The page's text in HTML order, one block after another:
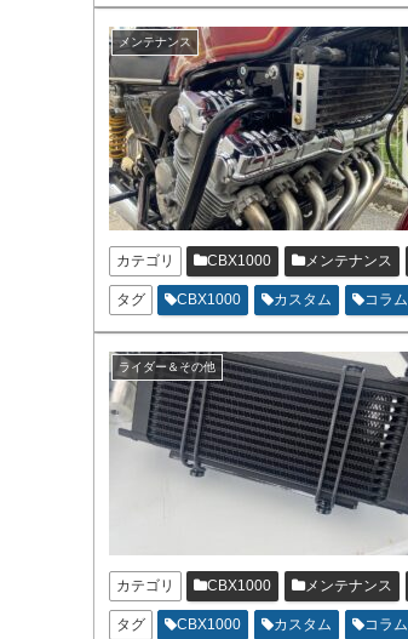
メンテナンス
カテゴリ
CBX1000 メンテナンス
タグ CBX1000 カスタム コラム
ライダー＆その他
カテゴリ
CBX1000 メンテナンス
タグ CBX1000 カスタム コラム